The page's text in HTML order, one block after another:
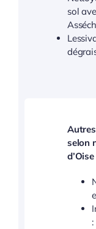
sol
selon
d’Oise